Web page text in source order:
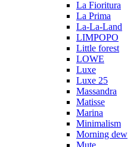
La Fioritura
La Prima
La-La-Land
LIMPOPO
Little forest
LOWE
Luxe
Luxe 25
Massandra
Matisse
Marina
Minimalism
Morning dew
Mute